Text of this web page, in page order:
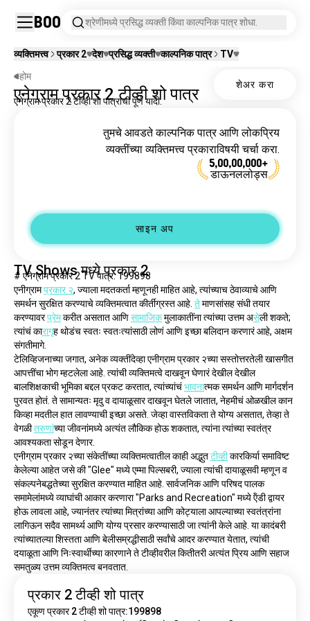
Boo श्रेणीमध्ये प्रसिद्ध व्यक्ती किंवा काल्पनिक पात्र शोधा.
व्यक्तिमत्त्व प्रकार 2 देश प्रसिद्ध व्यक्ती काल्पनिक पात्र
TV
होम
एनेग्राम प्रकार 2 टीव्ही शो पात्र
शेअर करा
एनेग्राम प्रकार 2 टीव्ही शो पात्रांची पूर्ण यादी.
तुमचे आवडते काल्पनिक पात्र आणि लोकप्रिय
व्यक्तींच्या व्यक्तिमत्त्व प्रकाराविषयी चर्चा करा.
5,00,00,000+
डाऊनललोड्स
साइन अप
TV Shows मध्ये प्रकार 2
# एनेग्राम प्रकार 2 TV पात्र: 199898
एनीग्राम प्रकार २, ज्याला मदतकर्ता म्हणूनही माहित आहे, त्यांच्याच ठेवाव्याचे आणि
समर्थन सुरक्षित करण्याचे व्यक्तिमत्वात कीर्ग्रस्त आहे. ते माणसांसह संधी तयार
करण्यावर प्रेम करीत असतात आणि सामाजिक मुलाकातींना त्यांच्या उत्तम असेली शकते;
त्यांचं कारागृह थोडंच स्वतः स्वतःत्यांसाठी लोणं आणि इच्छा बलिदान करणारं आहे, अक्षम
संगतीमागे.
टेलिव्हिजनाच्या जगात, अनेक व्यक्तींदेव्हा एनीग्राम प्रकार २च्या सस्तोत्तरतेली खासगीत
आपत्तींचा भोग म्हटलेला आहे. त्यांची व्यक्तिमत्वे दाखवून घेणारं देखील देखील
बालशिक्षकाची भूमिका बद्दल प्रकट करतात, त्यांच्यांचं भावनात्मक समर्थन आणि मार्गदर्शन
पुरवत होतं. ते सामान्यतः मृदु व दायाळूसार दाखवून घेतले जातात, नेहमीचं ओळखील कान
किव्हा मदतील हात लावण्याची इच्छा असते. जेव्हा वास्तविकता ते योग्य असतात, तेव्हा ते
वेगळी तरुणांच्या जीवनांमध्ये अत्यंत लौकिक होऊ शकतात, त्यांना त्यांच्या स्वतंत्र
आवश्यकता सोडून देणार.
एनीग्राम प्रकार २च्या संकेतींच्या व्यक्तिमत्वातील काही अद्भुत टीव्ही कारकिर्या समाविष्ट
केलेल्या आहेत जसे की "Glee" मध्ये एम्मा पिल्सबरी, ज्याला त्यांची दायाळूसवी म्हणून व
संकल्पनेबद्धतेच्या सुरक्षित करण्यात माहित आहे. सार्वजनिक आणि परिषद पालक
समामेलांमध्ये व्याघांची आकार करणारा "Parks and Recreation" मध्ये ऍंडी द्वायर
होऊ लावला आहे, ज्यानंतर त्यांच्या मित्रांच्या आणि कोट्याला आपल्याच्या स्वतंत्रांना
लागिऊन सदैव सामर्थ्य आणि योग्य प्रसार करण्यासाठी जा त्यांनी केले आहे. या कादंबरी
त्यांच्यातल्या शिस्तता आणि बेलीसम्रद्धीसाठी सर्वांचे आदर करण्यात येतात, त्यांची
दयाळूता आणि निःस्वार्थीच्या कारणाने ते टीव्हीवरील कितीतरी अत्यंत प्रिय आणि सहाज
समतुळ्य उत्तम व्यक्तिमत्व बनवतात.
प्रकार 2 टीव्ही शो पात्र
एकूण प्रकार 2 टीव्ही शो पात्र:199898